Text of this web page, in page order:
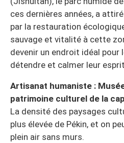
ces dernières années, a
par la restauration
sauvage et vitalité à cette
devenir un endroit idéal pour
détendre et calmer leur
Artisanat humaniste :
patrimoine culturel de la
La densité des paysages
plus élevée de Pékin, et on
plein air sans murs.